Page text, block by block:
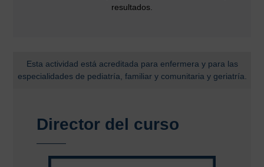
resultados.
Esta actividad está acreditada para enfermera y para las
especialidades de pediatría, familiar y comunitaria y geriatría.
Director del curso